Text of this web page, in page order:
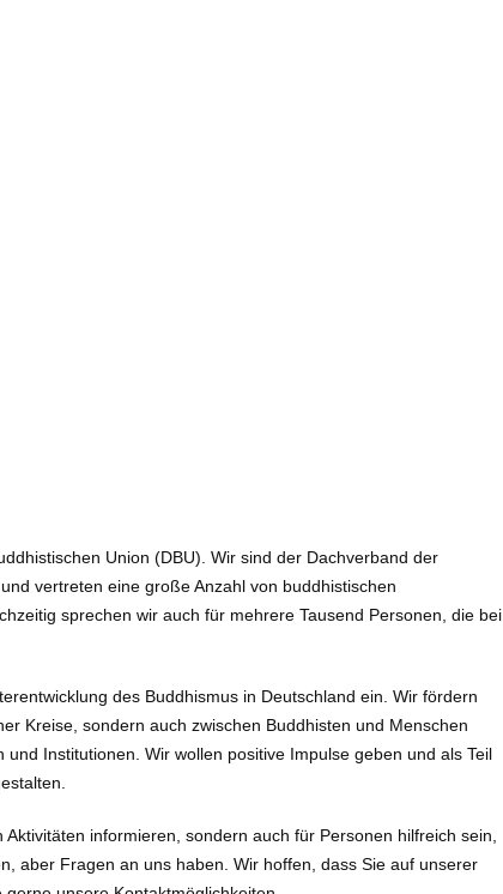
Union (DBU). Wir sind der Dachverband der
vertreten eine große Anzahl von buddhistischen
sprechen wir auch für mehrere Tausend Personen, die bei
des Buddhismus in Deutschland ein. Wir fördern
Kreise, sondern auch zwischen Buddhisten und Menschen
Institutionen. Wir wollen positive Impulse geben und als Teil
informieren, sondern auch für Personen hilfreich sein,
aber Fragen an uns haben. Wir hoffen, dass Sie auf unserer